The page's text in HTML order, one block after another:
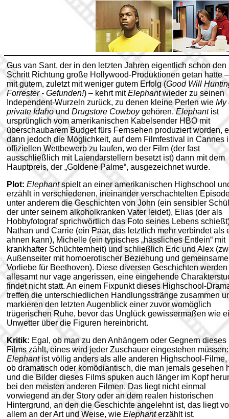
Gus van Sant, der in den letzten Jahren eigentlich schon den
Schritt Richtung große Hollywood-Produktionen getan hatte
mit gutem, zuletzt mit weniger gutem Erfolg (Good Will
Forrester - Gefunden!) – kehrt mitElephantwieder zu seinen
Independent-Wurzeln zurück, zu denen kleine Perlen wie My
private Idaho und Drugstore Cowboygehören.Elephantist
ursprünglich vom amerikanischen Kabelsender HBO mit
überschaubarem Budget fürs Fernsehen produziert worden,
dann jedoch die Möglichkeit, auf dem Filmfestival in Cannes
offiziellen Wettbewerb zu laufen, wo der Film (der fast
ausschließlich mit Laiendarstellern besetzt ist) dann mit dem
Hauptpreis, der „Goldene Palme“, ausgezeichnet wurde.
Plot: Elephantspielt an einer amerikanischen Highschool
erzählt in verschiedenen, ineinander verschachtelten
unter anderem die Geschichten von John (ein sensibler
der unter seinem alkoholkranken Vater leidet), Elias (der als
Hobbyfotograf sprichwörtlich das Foto seines Lebens
Nathan und Carrie (ein Paar, das letztlich mehr verbindet als
ahnen kann), Michelle (ein typisches „hässliches Entlein“ mit
krankhafter Schüchternheit) und schließlich Eric und Alex
Außenseiter mit homoerotischer Beziehung und
Vorliebe für Beethoven). Diese diversen Geschichten werden
allesamt nur vage angerissen, eine eingehende
findet nicht statt. An einem Fixpunkt dieses Highschool-
treffen die unterschiedlichen Handlungsstränge zusammen
markieren den letzten Augenblick einer zuvor womöglich
trügerischen Ruhe, bevor das Unglück gewissermaßen wie
Unwetter über die Figuren hereinbricht.
Kritik: Egal, ob man zu den Anhängern oder Gegnern dieses
Films zählt, eines wird jeder Zuschauer eingestehen müssen:
Elephantist völlig anders als alle anderen Highschool-Filme,
ob dramatisch oder komödiantisch, die man jemals gesehen
und die Bilder dieses Films spuken auch länger im Kopf
bei den meisten anderen Filmen. Das liegt nicht einmal
vorwiegend an der Story oder an dem realen historischen
Hintergrund, an den die Geschichte angelehnt ist, das liegt
allem an der Art und Weise, wie Elephanterzählt ist.